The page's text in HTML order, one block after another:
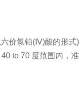
价氯铂(Ⅳ)酸的形
to 70 度范围内，准